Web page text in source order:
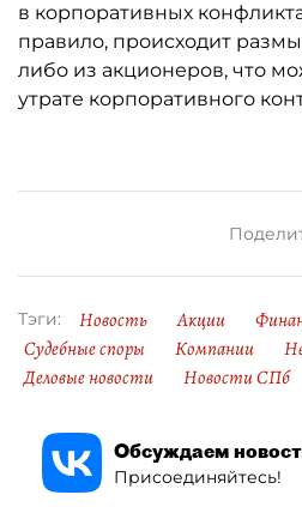
в корпоративных
правило, происходит
либо из акционеров, что
утрате корпоративного
Тэги: Новость Акции
Судебные споры
Компании
Деловые новости
Новости СПб
Обсуждаем
Присоединяйтесь!